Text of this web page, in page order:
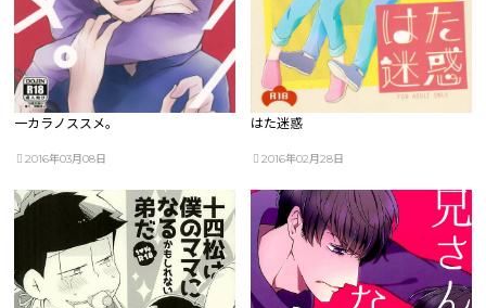
一カラノススメ。
2016年03月08日
はた迷惑
2016年02月28日